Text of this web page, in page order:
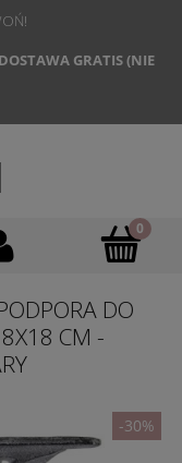
GRATIS (NIE
DO
CM -
-30%